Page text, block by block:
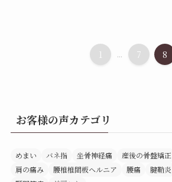
1 ... 7 8
お客様の声カテゴリ
めまい バネ指 坐骨神経痛 産後の骨盤矯正
肩の痛み
腰椎椎間板ヘルニア 腰痛 腱鞘炎